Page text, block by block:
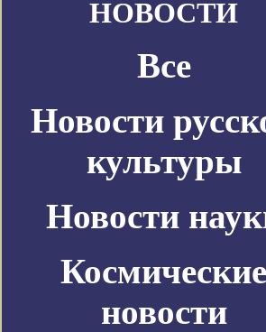
НОВОСТИ
Все
Новости
культуры
Новости
Космические
новости